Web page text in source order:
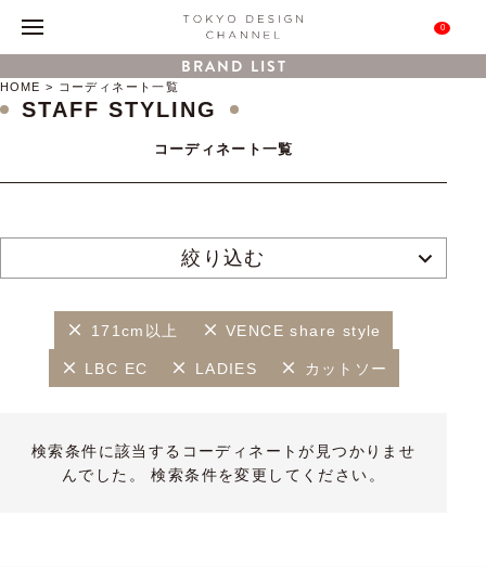
0
BRAND LIST
HOME コーディネート一覧
STAFF STYLING
コーディネート一覧
絞り込む
171cm以上 VENCE share style
LBC EC LADIES カットソー
検索条件に該当するコーディネートが見つかりませ
んでした。 検索条件を変更してください。